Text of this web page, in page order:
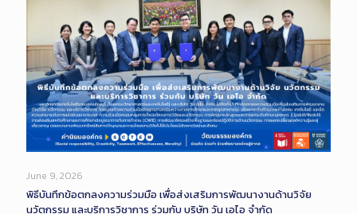
June 9, 2026
พิธีบันทึกข้อตกลงความร่วมมือ เพื่อส่งเสริมการพัฒนางานด้านวิจัย
นวัตกรรม และบริการวิชาการ ร่วมกับ บริษัท วัน เอไอ จำกัด